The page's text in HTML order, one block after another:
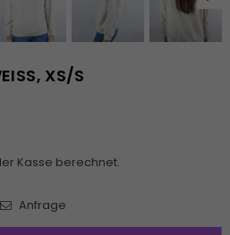
XS/S
Kasse berechnet.
Anfrage